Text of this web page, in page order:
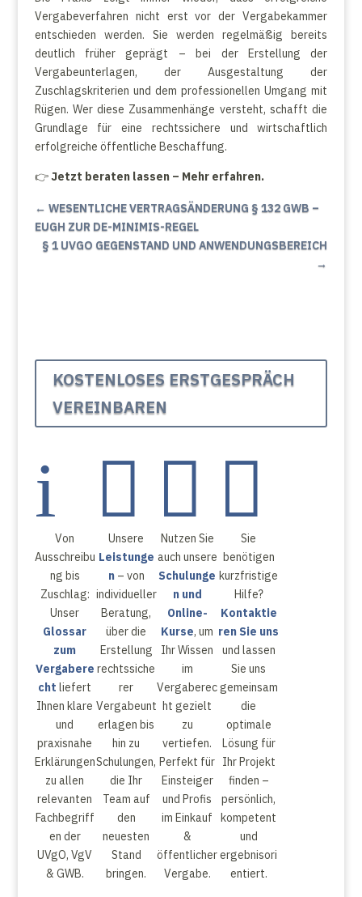
Vergabeverfahren nicht erst vor der Vergabekammer
entschieden werden. Sie werden regelmäßig bereits
deutlich früher geprägt – bei der Erstellung der
Vergabeunterlagen, der Ausgestaltung der
Zuschlagskriterien und dem professionellen Umgang mit
Rügen. Wer diese Zusammenhänge versteht, schafft die
Grundlage für eine rechtssichere und wirtschaftlich
erfolgreiche öffentliche Beschaffung.
👉Jetzt beraten lassen – Mehr erfahren.
← WESENTLICHE VERTRAGSÄNDERUNG § 132 GWB –
EUGH ZUR DE-MINIMIS-REGEL
§ 1 UVGO GEGENSTAND UND ANWENDUNGSBEREICH
→
KOSTENLOSES ERSTGESPRÄCH
VEREINBAREN
i
Von
Ausschreibu
ng bis
Zuschlag:
Unser
Glossar
zum
Vergabere
cht liefert
Ihnen klare
und
praxisnahe
Erklärungen
zu allen
relevanten
Fachbegriff
en der
UVgO, VgV
& GWB.

Unsere
Leistunge
n– von
individueller
Beratung,
über die
Erstellung
rechtssiche
rer
Vergabeunt
erlagen bis
hin zu
Schulungen,
die Ihr
Team auf
den
neuesten
Stand
bringen.

Nutzen Sie
auch unsere
Schulunge
n und
Online-
Kurse, um
Ihr Wissen
im
Vergaberec
ht gezielt
zu
vertiefen.
Perfekt für
Einsteiger
und Profis
im Einkauf
&
öffentlicher
Vergabe.

Sie
benötigen
kurzfristige
Hilfe?
Kontaktie
ren Sie uns
und lassen
Sie uns
gemeinsam
die
optimale
Lösung für
Ihr Projekt
finden –
persönlich,
kompetent
und
ergebnisori
entiert.